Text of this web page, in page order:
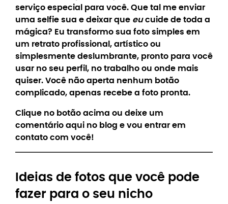
serviço especial para você. Que tal me enviar
uma selfie sua e deixar que eucuide de toda a
mágica? Eu transformo sua foto simples em
um retrato profissional, artístico ou
simplesmente deslumbrante, pronto para você
usar no seu perfil, no trabalho ou onde mais
quiser. Você não aperta nenhum botão
complicado, apenas recebe a foto pronta.
Clique no botão acima ou deixe um
comentário aqui no blog e vou entrar em
contato com você!
Ideias de fotos que você pode
fazer para o seu nicho